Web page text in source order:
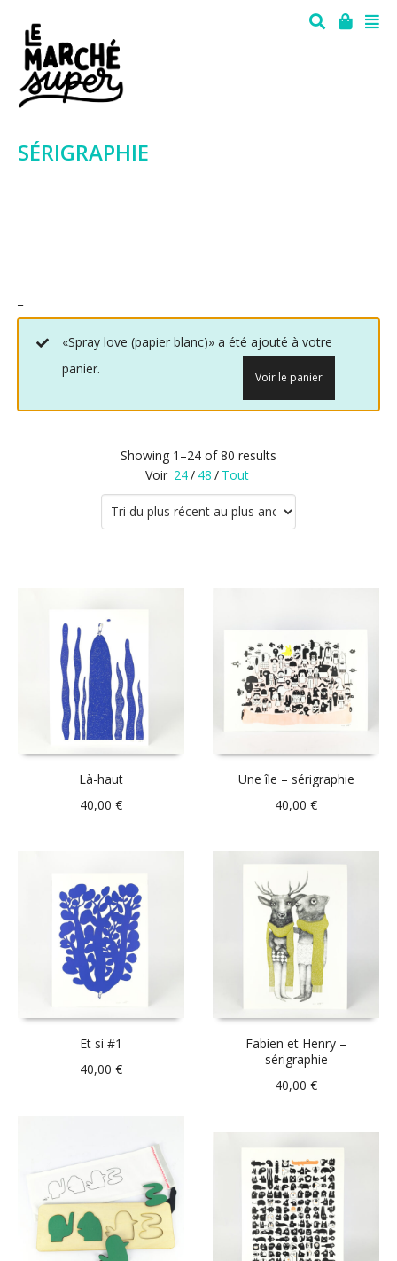
SÉRIGRAPHIE
«Spray love (papier blanc)» a été ajouté à votre
panier.
Voir le panier
Showing 1–24 of 80 results
Voir 24/ 48 / Tout
Là-haut
40,00 €
Une île – sérigraphie
40,00€
Et si #1
40,00 €
Fabien et Henry –
sérigraphie
40,00€